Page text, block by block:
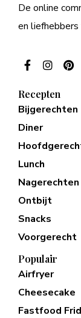
De online
en
Recepten
Bijgerechten
Diner
Lunch
Nagerechten
Ontbijt
Snacks
Voorgerecht
Populair
Airfryer
Cheesecake
Fastfood